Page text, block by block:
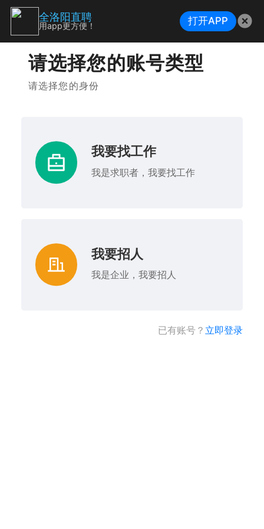
请选择您的账号类型
请选择您的身份
我要找工作
我是求职者，我要找工作
我要招人
我是企业，我要招人
已有账号？ 立即登录
全洛阳直聘
用app更方便！ 打开APP